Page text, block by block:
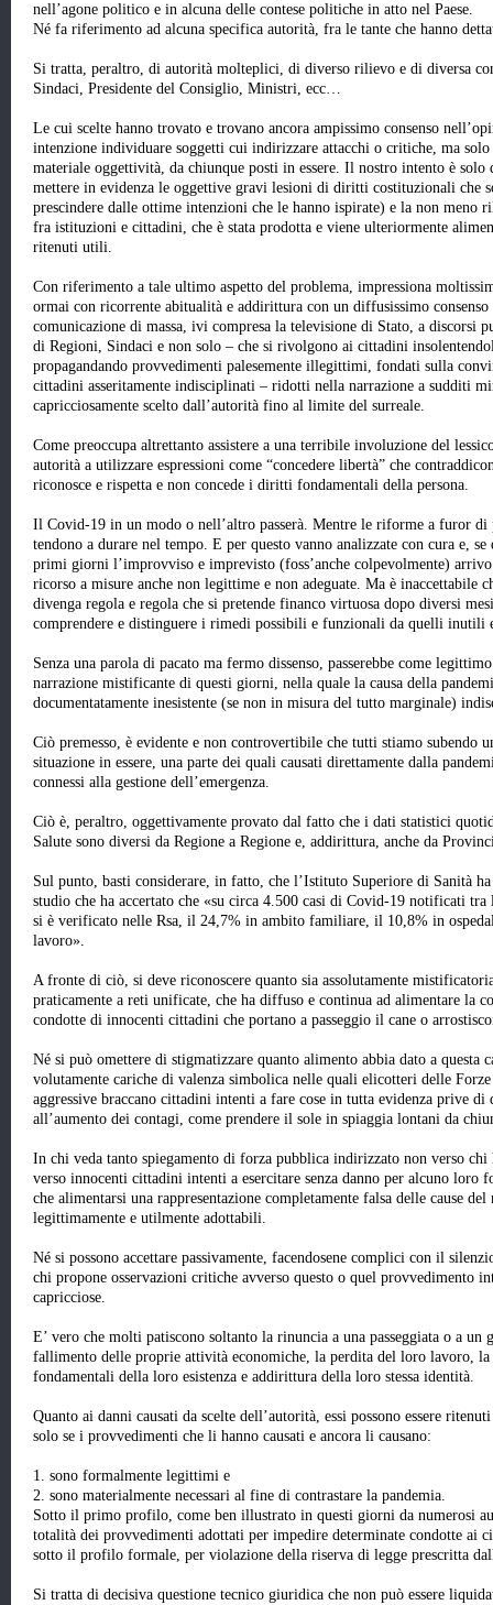
nell’agone politico e in alcuna delle contese politiche in atto nel Paese.
Né fa riferimento ad alcuna specifica autorità, fra le tante che hanno
Si tratta, peraltro, di autorità molteplici, di diverso rilievo e di diversa
Sindaci, Presidente del Consiglio, Ministri, ecc…
Le cui scelte hanno trovato e trovano ancora ampissimo consenso
intenzione individuare soggetti cui indirizzare attacchi o critiche, ma
materiale oggettività, da chiunque posti in essere. Il nostro intento è
mettere in evidenza le oggettive gravi lesioni di diritti costituzionali che
prescindere dalle ottime intenzioni che le hanno ispirate) e la non meno
fra istituzioni e cittadini, che è stata prodotta e viene ulteriormente
ritenuti utili.
Con riferimento a tale ultimo aspetto del problema, impressiona
ormai con ricorrente abitualità e addirittura con un diffusissimo
comunicazione di massa, ivi compresa la televisione di Stato, a discorsi
di Regioni, Sindaci e non solo – che si rivolgono ai cittadini
propagandando provvedimenti palesemente illegittimi, fondati sulla
cittadini asseritamente indisciplinati – ridotti nella narrazione a sudditi
capricciosamente scelto dall’autorità fino al limite del surreale.
Come preoccupa altrettanto assistere a una terribile involuzione del
autorità a utilizzare espressioni come “concedere libertà” che
riconosce e rispetta e non concede i diritti fondamentali della persona.
Il Covid-19 in un modo o nell’altro passerà. Mentre le riforme a furor
tendono a durare nel tempo. E per questo vanno analizzate con cura e,
primi giorni l’improvviso e imprevisto (foss’anche colpevolmente)
ricorso a misure anche non legittime e non adeguate. Ma è inaccettabile
divenga regola e regola che si pretende financo virtuosa dopo diversi
comprendere e distinguere i rimedi possibili e funzionali da quelli inutili
Senza una parola di pacato ma fermo dissenso, passerebbe come
narrazione mistificante di questi giorni, nella quale la causa della
documentatamente inesistente (se non in misura del tutto marginale)
Ciò premesso, è evidente e non controvertibile che tutti stiamo subendo
situazione in essere, una parte dei quali causati direttamente dalla
connessi alla gestione dell’emergenza.
Ciò è, peraltro, oggettivamente provato dal fatto che i dati statistici
Salute sono diversi da Regione a Regione e, addirittura, anche da
Sul punto, basti considerare, in fatto, che l’Istituto Superiore di Sanità
studio che ha accertato che «su circa 4.500 casi di Covid-19 notificati
si è verificato nelle Rsa, il 24,7% in ambito familiare, il 10,8% in
lavoro».
A fronte di ciò, si deve riconoscere quanto sia assolutamente
praticamente a reti unificate, che ha diffuso e continua ad alimentare la
condotte di innocenti cittadini che portano a passeggio il cane o
Né si può omettere di stigmatizzare quanto alimento abbia dato a questa
volutamente cariche di valenza simbolica nelle quali elicotteri delle
aggressive braccano cittadini intenti a fare cose in tutta evidenza prive di
all’aumento dei contagi, come prendere il sole in spiaggia lontani da
In chi veda tanto spiegamento di forza pubblica indirizzato non verso
verso innocenti cittadini intenti a esercitare senza danno per alcuno
che alimentarsi una rappresentazione completamente falsa delle cause
legittimamente e utilmente adottabili.
Né si possono accettare passivamente, facendosene complici con il
chi propone osservazioni critiche avverso questo o quel provvedimento
capricciose.
E’ vero che molti patiscono soltanto la rinuncia a una passeggiata o a
fallimento delle proprie attività economiche, la perdita del loro lavoro,
fondamentali della loro esistenza e addirittura della loro stessa identità.
Quanto ai danni causati da scelte dell’autorità, essi possono essere
solo se i provvedimenti che li hanno causati e ancora li causano:
1. sono formalmente legittimi e
2. sono materialmente necessari al fine di contrastare la pandemia.
Sotto il primo profilo, come ben illustrato in questi giorni da numerosi
totalità dei provvedimenti adottati per impedire determinate condotte ai
sotto il profilo formale, per violazione della riserva di legge prescritta
Si tratta di decisiva questione tecnico giuridica che non può essere